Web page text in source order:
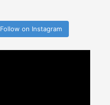
Follow on Instagram